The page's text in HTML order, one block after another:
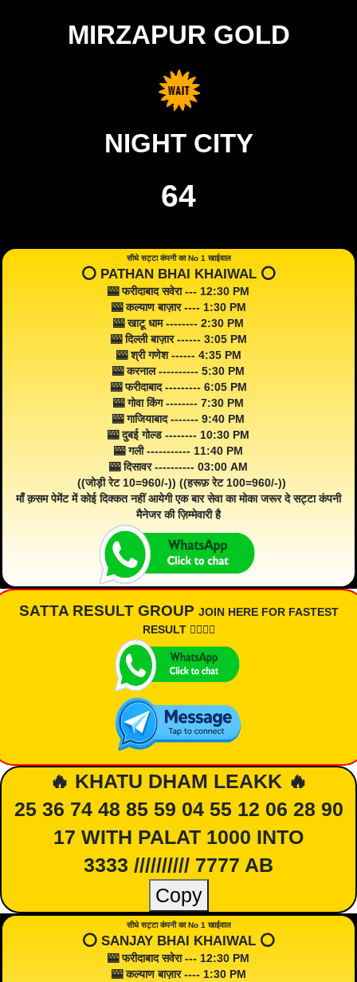
MIRZAPUR GOLD
NIGHT CITY
64
सीधे सट्टा कंपनी का No 1 खाईवाल
⭕️ PATHAN BHAI KHAIWAL ⭕️
🎰 फरीदाबाद सवेरा --- 12:30 PM
🎰 कल्याण बाज़ार ---- 1:30 PM
🎰 खाटू धाम -------- 2:30 PM
🎰 दिल्ली बाज़ार ------ 3:05 PM
🎰 श्री गणेश ------ 4:35 PM
🎰 करनाल ---------- 5:30 PM
🎰 फरीदाबाद --------- 6:05 PM
🎰 गोवा किंग -------- 7:30 PM
🎰 गाजियाबाद ------- 9:40 PM
🎰 दुबई गोल्ड -------- 10:30 PM
🎰 गली ----------- 11:40 PM
🎰 दिसावर ---------- 03:00 AM
((जोड़ी रेट 10=960/-)) ((हरूफ़ रेट 100=960/-))
माँ क़सम पेमेंट में कोई दिक्कत नहीं आयेगी एक बार सेवा का मोका जरूर दे सट्टा कंपनी
मैनेजर की ज़िम्मेवारी है
SATTA RESULT GROUP JOIN HERE FOR FASTEST
RESULT 👇🏾👇🏾
🔥 KHATU DHAM LEAKK 🔥
25 36 74 48 85 59 04 55 12 06 28 90
17 WITH PALAT 1000 INTO
3333 ////////// 7777 AB
Copy
सीधे सट्टा कंपनी का No 1 खाईवाल
⭕️ SANJAY BHAI KHAIWAL ⭕️
🎰 फरीदाबाद सवेरा --- 12:30 PM
🎰 कल्याण बाज़ार ---- 1:30 PM